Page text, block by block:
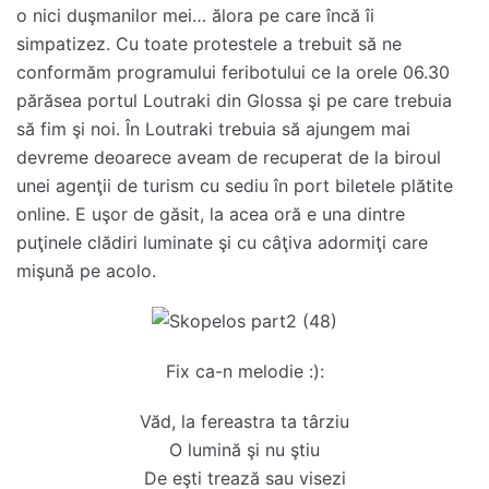
o nici duşmanilor mei… ălora pe care încă îi
simpatizez. Cu toate protestele a trebuit să ne
conformăm programului feribotului ce la orele 06.30
părăsea portul Loutraki din Glossa şi pe care trebuia
să fim şi noi. În Loutraki trebuia să ajungem mai
devreme deoarece aveam de recuperat de la biroul
unei agenţii de turism cu sediu în port biletele plătite
online. E uşor de găsit, la acea oră e una dintre
puţinele clădiri luminate şi cu câţiva adormiţi care
mişună pe acolo.
Fix ca-n melodie :):
Văd, la fereastra ta târziu
O lumină şi nu ştiu
De eşti trează sau visezi